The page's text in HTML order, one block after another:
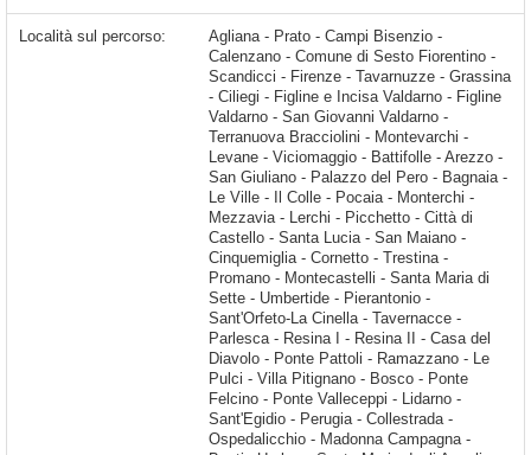
Località sul percorso: Agliana - Prato - Campi Bisenzio - Calenzano - Comune di Sesto Fiorentino - Scandicci - Firenze - Tavarnuzze - Grassina - Ciliegi - Figline e Incisa Valdarno - Figline Valdarno - San Giovanni Valdarno - Terranuova Bracciolini - Montevarchi - Levane - Viciomaggio - Battifolle - Arezzo - San Giuliano - Palazzo del Pero - Bagnaia - Le Ville - Il Colle - Pocaia - Monterchi - Mezzavia - Lerchi - Picchetto - Città di Castello - Santa Lucia - San Maiano - Cinquemiglia - Cornetto - Trestina - Promano